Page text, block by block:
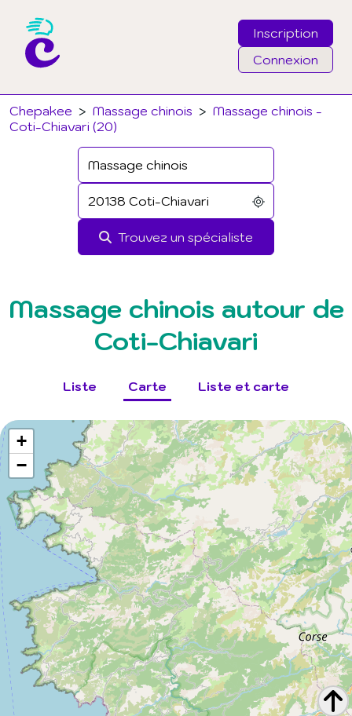
Inscription
Connexion
Chepakee > Massage chinois > Massage chinois -
Coti-Chiavari (20)
Trouvez un spécialiste
Email
Mot de passe
J'ai oublié mon mot de passe
Connexion
Massage chinois autour de
Coti-Chiavari
Liste Carte Liste et carte
+
−